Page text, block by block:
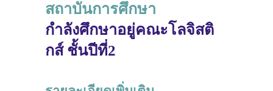
สถาบันการศึกษา
กำลังศึกษาอยู่คณะโลจิสติ
กส์ ชั้นปีที่2